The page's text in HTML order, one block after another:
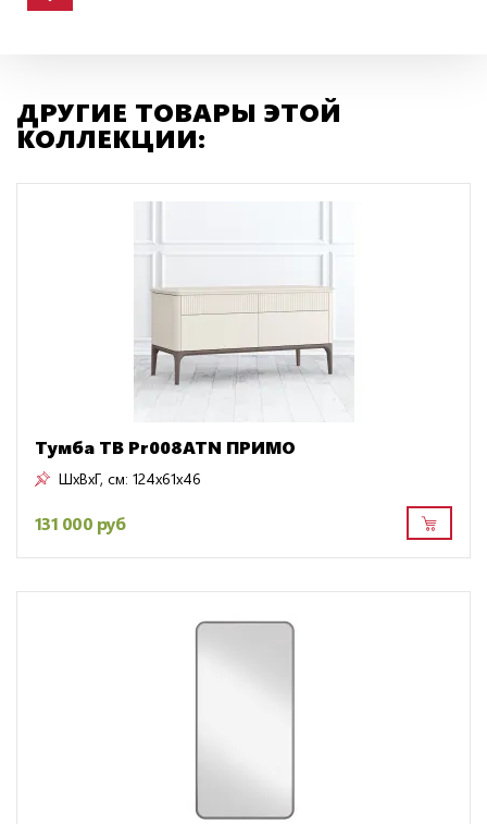
ДРУГИЕ ТОВАРЫ ЭТОЙ
КОЛЛЕКЦИИ:
Тумба ТВ Pr008ATN ПРИМО
ШxВxГ, см: 124x61x46
131 000 руб